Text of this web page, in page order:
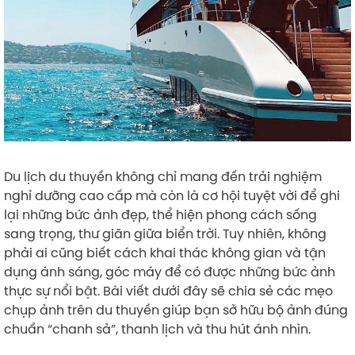
Du lịch du thuyền không chỉ mang đến trải nghiệm
nghỉ dưỡng cao cấp mà còn là cơ hội tuyệt vời để ghi
lại những bức ảnh đẹp, thể hiện phong cách sống
sang trọng, thư giãn giữa biển trời. Tuy nhiên, không
phải ai cũng biết cách khai thác không gian và tận
dụng ánh sáng, góc máy để có được những bức ảnh
thực sự nổi bật. Bài viết dưới đây sẽ chia sẻ các mẹo
chụp ảnh trên du thuyền giúp bạn sở hữu bộ ảnh đúng
chuẩn “chanh sả”, thanh lịch và thu hút ánh nhìn.